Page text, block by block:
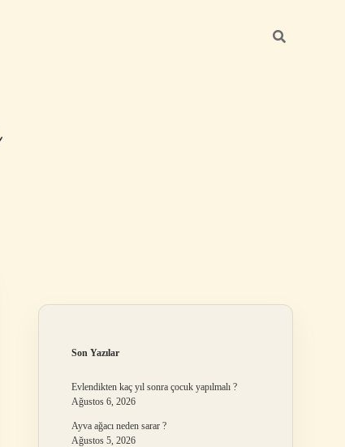
Son Yazılar
Evlendikten kaç yıl sonra çocuk yapılmalı ?
Ağustos 6, 2026
Ayva ağacı neden sarar ?
Ağustos 5, 2026